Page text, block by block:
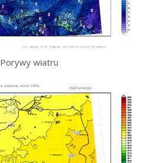
Porywy wiatru